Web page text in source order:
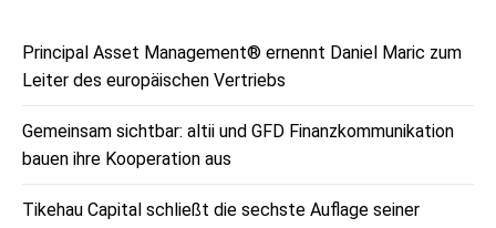
Principal Asset Management® ernennt Daniel Maric zum
Leiter des europäischen Vertriebs
Gemeinsam sichtbar: altii und GFD Finanzkommunikation
bauen ihre Kooperation aus
Tikehau Capital schließt die sechste Auflage seiner